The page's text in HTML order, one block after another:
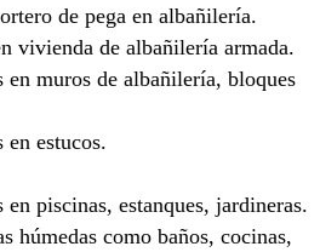
de pega en albañilería.
vivienda de albañilería armada.
en muros de albañilería, bloques
en estucos.
piscinas, estanques, jardineras.
húmedas como baños, cocinas,